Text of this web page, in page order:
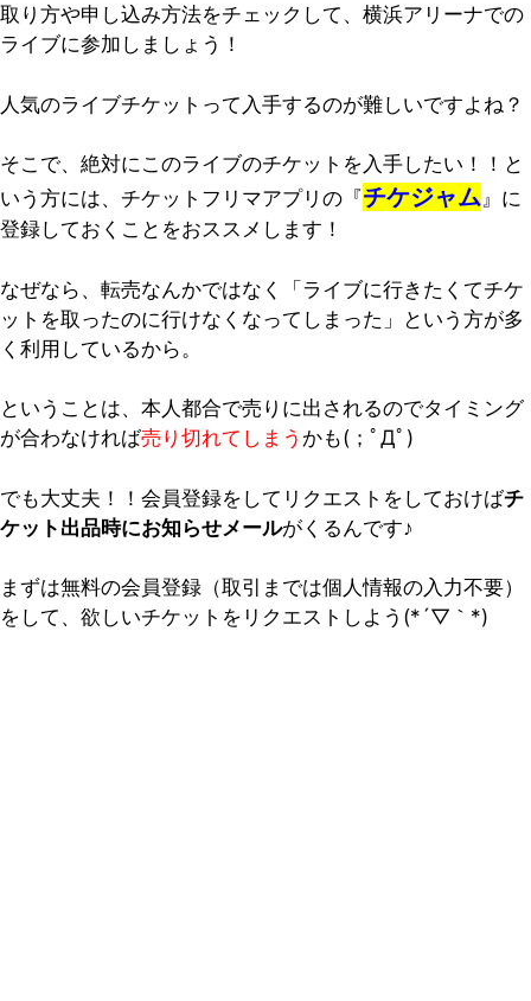
取り方や申し込み方法をチェックして、横浜アリーナでの
ライブに参加しましょう！
人気のライブチケットって入手するのが難しいですよね？
そこで、絶対にこのライブのチケットを入手したい！！と
いう方には、チケットフリマアプリの『チケジャム』に
登録しておくことをおススメします！
なぜなら、転売なんかではなく「ライブに行きたくてチケ
ットを取ったのに行けなくなってしまった」という方が多
く利用しているから。
ということは、本人都合で売りに出されるのでタイミング
が合わなければ売り切れてしまう かも(；ﾟДﾟ)
でも大丈夫！！会員登録をしてリクエストをしておけばチ
ケット出品時にお知らせメールがくるんです♪
まずは無料の会員登録（取引までは個人情報の入力不要）
をして、欲しいチケットをリクエストしよう(*´▽｀*)